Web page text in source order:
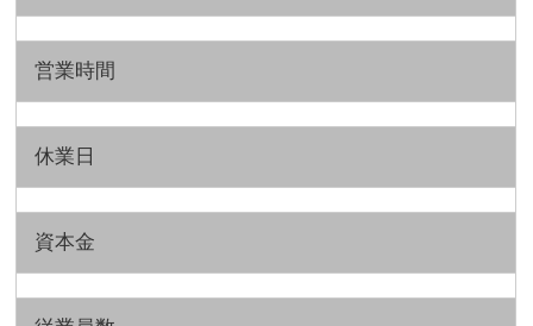
営業時間
休業日
資本金